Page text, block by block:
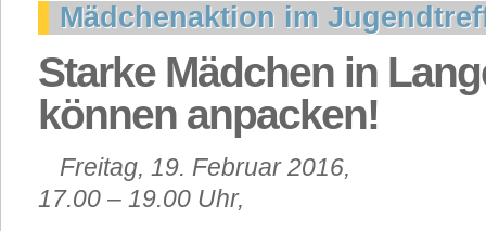
Mädchenaktion im
Starke Mädchen in
können anpacken!
Freitag, 19. Februar 2016,
17.00 – 19.00 Uhr,